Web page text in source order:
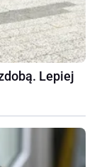
Lepiej